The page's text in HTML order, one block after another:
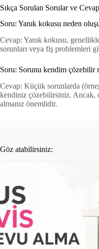
Sıkça Sorulan Sorular ve
Soru: Yanık kokusu neden
Cevap: Yanık kokusu,
sorunları veya fiş problemleri
Soru: Sorunu kendim çözebilir
Cevap: Küçük sorunlarda
kendiniz çözebilirsiniz. Ancak,
almanız önemlidir.
Göz atabilirsiniz: